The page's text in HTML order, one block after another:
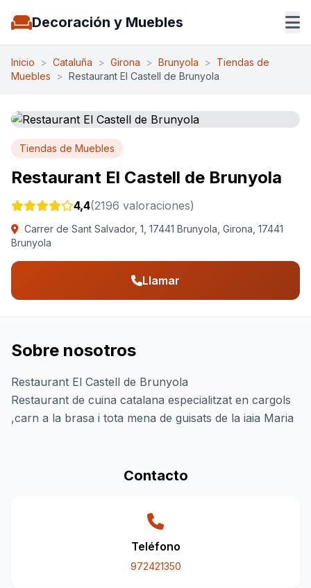
Decoración y Muebles
Inicio > Cataluña > Girona > Brunyola > Tiendas de
Muebles
> Restaurant El Castell de Brunyola
Tiendas de Muebles
Restaurant El Castell de Brunyola
4,4(2196 valoraciones)
Carrer de Sant Salvador, 1, 17441 Brunyola, Girona, 17441
Brunyola
Llamar
Sobre nosotros
Restaurant El Castell de Brunyola
Restaurant de cuina catalana especialitzat en cargols
,carn a la brasa i tota mena de guisats de la iaia Maria
Contacto
Teléfono
972421350